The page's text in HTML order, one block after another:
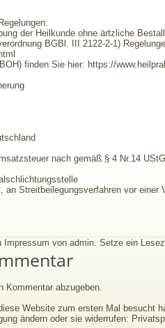
der Heilkunde ohne ärtzliche
BGBl. III 2122-2-1)
finden Sie hier: https://
nach gemäß § 4 Nr.14
Streitbeilegungsverfahren vor einer
Impressum von admin. Setze ein
Kommentar abzugeben.
Website zum ersten Mal besucht
ändern oder sie widerrufen: